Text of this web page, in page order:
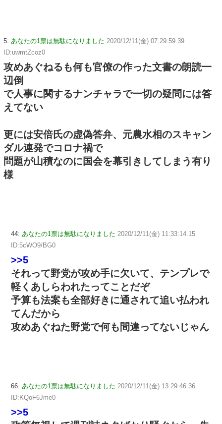
5: あなたの1票は無駄になりました 2020/12/11(金) 07:29:59.39
ID:uwmtZcoz0
攻めあぐねるも何も官僚の作った文書の朗読一
辺倒
で人事に関するナンチャラで一切の疑問には答
えてない
更には安倍氏の虚偽答弁、元農水相のスキャン
ダル連発でコロナ禍で
問題が山積なのに国会を幕引きしてしまう有り
様
44: あなたの1票は無駄になりました 2020/12/11(金) 11:33:14.15
ID:5cWO9/BG0
>>5
それって野党が攻め手に欠いて、テンプレで
軽くあしらわれたってことだぞ
予算も法案も全部好きに通されて追い払われ
てんだから
攻めあぐねた野党で何も間違ってないじゃん
66: あなたの1票は無駄になりました 2020/12/11(金) 13:29:46.36
ID:KQoF6Jme0
>>5